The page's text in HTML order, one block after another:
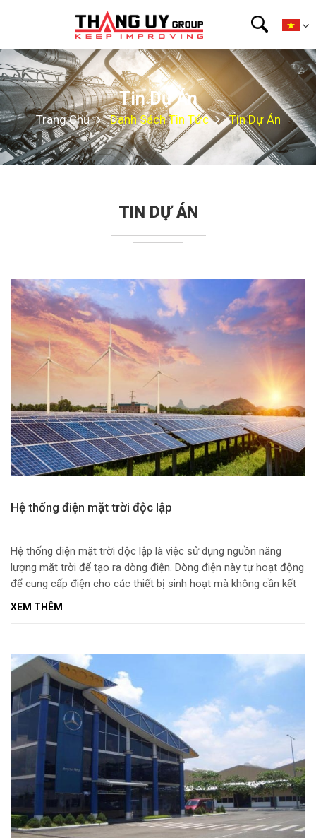
Tin Dự Án
Trang Chủ Danh Sách Tin Tức Tin Dự Án
TIN DỰ ÁN
Hệ thống điện mặt trời độc lập
Hệ thống điện mặt trời độc lập là việc sử dụng nguồn năng
lượng mặt trời để tạo ra dòng điện. Dòng điện này tự hoạt động
để cung cấp điện cho các thiết bị sinh hoạt mà không cần kết
nối với hệ nguồn điện lưới.
XEM THÊM